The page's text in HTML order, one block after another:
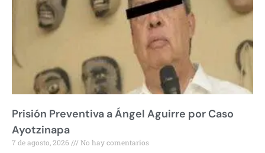
Prisión Preventiva a Ángel Aguirre por Caso
Ayotzinapa
7 de agosto, 2026 No hay comentarios